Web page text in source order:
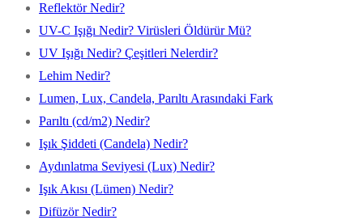
Reflektör Nedir?
UV-C Işığı Nedir? Virüsleri Öldürür Mü?
UV Işığı Nedir? Çeşitleri Nelerdir?
Lehim Nedir?
Lumen, Lux, Candela, Parıltı Arasındaki Fark
Parıltı (cd/m2) Nedir?
Işık Şiddeti (Candela) Nedir?
Aydınlatma Seviyesi (Lux) Nedir?
Işık Akısı (Lümen) Nedir?
Difüzör Nedir?